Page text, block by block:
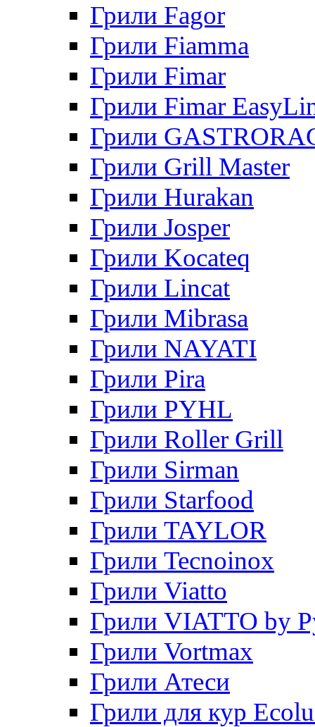
Грили Fagor
Грили Fiamma
Грили Fimar
Грили Fimar
Грили
Грили Grill Master
Грили Hurakan
Грили Josper
Грили Kocateq
Грили Lincat
Грили Mibrasa
Грили NAYATI
Грили Pira
Грили PYHL
Грили Roller Grill
Грили Sirman
Грили Starfood
Грили TAYLOR
Грили Tecnoinox
Грили Viatto
Грили VIATTO by
Грили Vortmax
Грили Атеси
Грили для кур